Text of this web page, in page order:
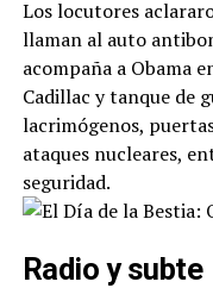
Los locutores
llaman al auto
acompaña a Obama
Cadillac y tanque de
lacrimógenos,
ataques nucleares,
seguridad.
Radio y subte